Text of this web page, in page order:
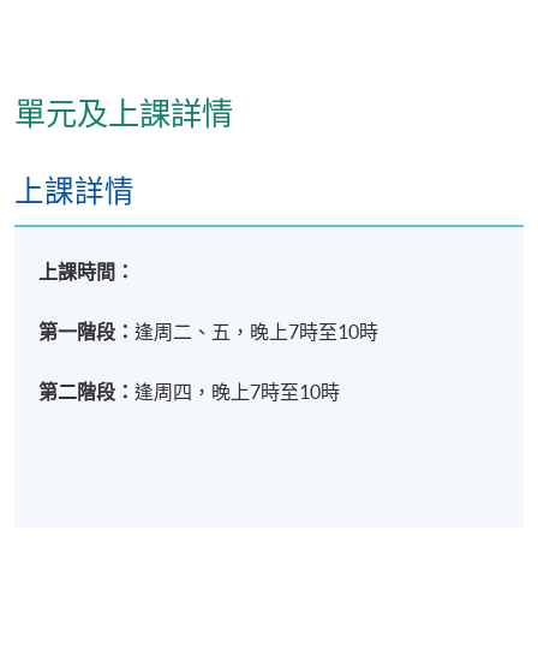
9. 藥膳製作(實踐與成果分享)
率達80%或以上 (單元九《 藥膳製作》出席率必須達
單元及上課詳情
上課詳情
上課時間：
第一階段：逢周二、五，晚上7時至10時
第二階段：逢周四，晚上7時至10時